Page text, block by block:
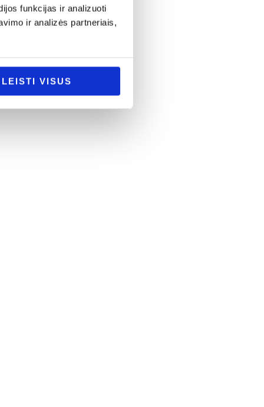
funkcijas ir analizuoti
ir analizės partneriais,
LEISTI VISUS